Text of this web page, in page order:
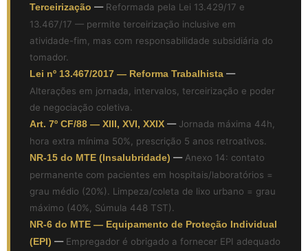
Terceirização — Reformada pela Lei 13.429/17 e
13.467/17 — permite terceirização inclusive em
atividade-fim, mas com responsabilidade subsidiária do
tomador.
Lei nº 13.467/2017 — Reforma Trabalhista —
Alterações em jornada, intervalos, terceirização e poder
de negociação coletiva.
Art. 7º CF/88 — XIII, XVI, XXIX — Jornada máxima 44h,
hora extra mínima 50%, prescrição 5 anos retroativos.
NR-15 do MTE (Insalubridade) — Anexo 14: contato
permanente com pacientes em hospitais/laboratórios =
grau médio (20%). Limpeza/coleta de lixo urbano = grau
máximo (40%, Súmula 448 TST).
NR-6 do MTE — Equipamento de Proteção Individual
(EPI) — Empregador é obrigado a fornecer EPI adequado